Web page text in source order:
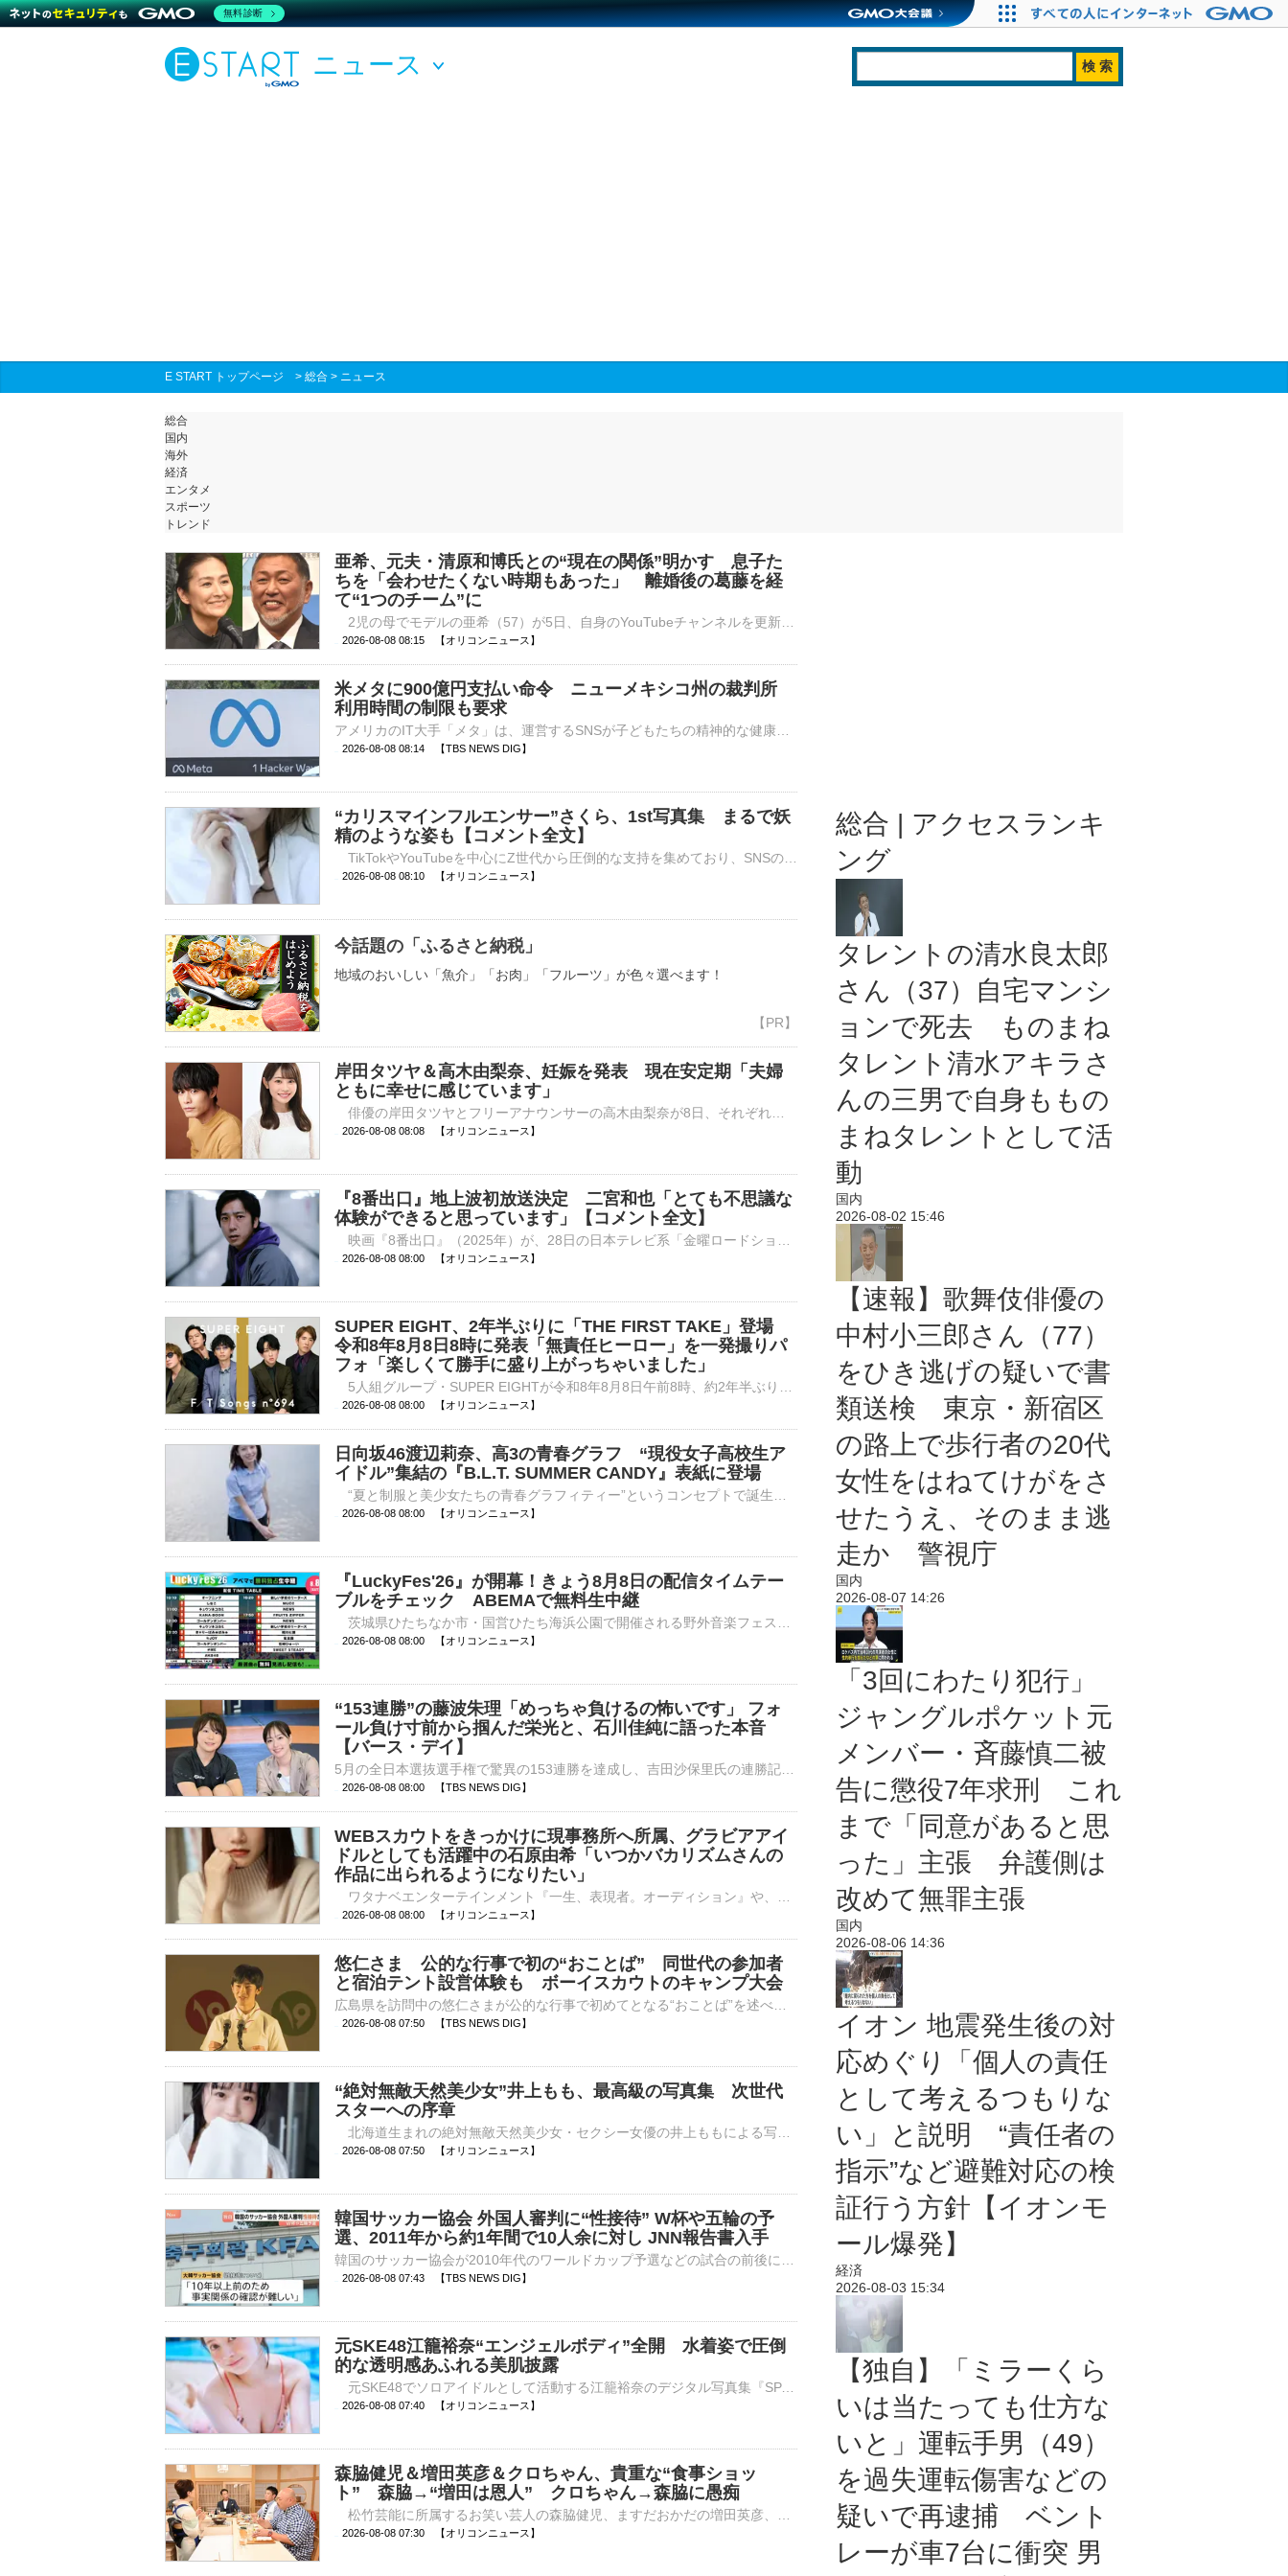
ニュース
E START トップページ > 総合 > ニュース
総合
国内
海外
経済
エンタメ
スポーツ
トレンド
亜希、元夫・清原和博氏との“現在の関係”明かす 息子た
ちを「会わせたくない時期もあった」 離婚後の葛藤を経
て“1つのチーム”に
2026-08-08 08:15 【オリコンニュース】
米メタに900億円支払い命令 ニューメキシコ州の裁判所
利用時間の制限も要求
2026-08-08 08:14 【TBS NEWS DIG】
“カリスマインフルエンサー”さくら、1st写真集 まるで妖
精のような姿も【コメント全文】
2026-08-08 08:10 【オリコンニュース】
今話題の「ふるさと納税」
地域のおいしい「魚介」「お肉」「フルーツ」が色々選べます！
岸田タツヤ＆高木由梨奈、妊娠を発表 現在安定期「夫婦
ともに幸せに感じています」
2026-08-08 08:08 【オリコンニュース】
『8番出口』地上波初放送決定 二宮和也「とても不思議な
体験ができると思っています」【コメント全文】
2026-08-08 08:00 【オリコンニュース】
SUPER EIGHT、2年半ぶりに「THE FIRST TAKE」登場
令和8年8月8日8時に発表「無責任ヒーロー」を一発撮りパ
フォ「楽しくて勝手に盛り上がっちゃいました」
2026-08-08 08:00 【オリコンニュース】
日向坂46渡辺莉奈、高3の青春グラフ “現役女子高校生ア
イドル”集結の『B.L.T. SUMMER CANDY』表紙に登場
2026-08-08 08:00 【オリコンニュース】
『LuckyFes'26』が開幕！きょう8月8日の配信タイムテー
ブルをチェック ABEMAで無料生中継
2026-08-08 08:00 【オリコンニュース】
“153連勝”の藤波朱理「めっちゃ負けるの怖いです」 フォ
ール負け寸前から掴んだ栄光と、石川佳純に語った本音
【バース・デイ】
2026-08-08 08:00 【TBS NEWS DIG】
WEBスカウトをきっかけに現事務所へ所属、グラビアアイ
ドルとしても活躍中の石原由希「いつかバカリズムさんの
作品に出られるようになりたい」
2026-08-08 08:00 【オリコンニュース】
悠仁さま 公的な行事で初の“おことば” 同世代の参加者
と宿泊テント設営体験も ボーイスカウトのキャンプ大会
2026-08-08 07:50 【TBS NEWS DIG】
“絶対無敵天然美少女”井上もも、最高級の写真集 次世代
スターへの序章
2026-08-08 07:50 【オリコンニュース】
韓国サッカー協会 外国人審判に“性接待” W杯や五輪の予
選、2011年から約1年間で10人余に対し JNN報告書入手
2026-08-08 07:43 【TBS NEWS DIG】
元SKE48江籠裕奈“エンジェルボディ”全開 水着姿で圧倒
的な透明感あふれる美肌披露
元SKE48でソロアイドルとして活動する江籠裕奈のデジタル写真集『SPA!デジタル写真集 江籠裕奈「エンジェルボディ」』の発売を記念し、誌面カットが公開された。 【別カット】二の腕＆背中大胆に見せた大人っぽ衣⋯
2026-08-08 07:40 【オリコンニュース】
森脇健児＆増田英彦＆クロちゃん、貴重な“食事ショッ
ト” 森脇→“増田は恩人” クロちゃん→森脇に愚痴
2026-08-08 07:30 【オリコンニュース】
総合 | アクセスランキ
ング
タレントの清水良太郎
さん（37）自宅マンシ
ョンで死去 ものまね
タレント清水アキラさ
んの三男で自身ももの
まねタレントとして活
動
国内
2026-08-02 15:46
【速報】歌舞伎俳優の
中村小三郎さん（77）
をひき逃げの疑いで書
類送検 東京・新宿区
の路上で歩行者の20代
女性をはねてけがをさ
せたうえ、そのまま逃
走か 警視庁
国内
2026-08-07 14:26
「3回にわたり犯行」
ジャングルポケット元
メンバー・斉藤慎二被
告に懲役7年求刑 これ
まで「同意があると思
った」主張 弁護側は
改めて無罪主張
国内
2026-08-06 14:36
イオン 地震発生後の対
応めぐり「個人の責任
として考えるつもりな
い」と説明 “責任者の
指示”など避難対応の検
証行う方針【イオンモ
ール爆発】
経済
2026-08-03 15:34
【独自】「ミラーくら
いは当たっても仕方な
いと」運転手男（49）
を過失運転傷害などの
疑いで再逮捕 ベント
レーが車7台に衝突 男
無料診断